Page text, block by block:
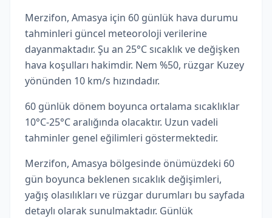
Merzifon, Amasya için 60 günlük hava durumu
tahminleri güncel meteoroloji verilerine
dayanmaktadır. Şu an 25°C sıcaklık ve değişken
hava koşulları hakimdir. Nem %50, rüzgar Kuzey
yönünden 10 km/s hızındadır.
60 günlük dönem boyunca ortalama sıcaklıklar
10°C-25°C aralığında olacaktır. Uzun vadeli
tahminler genel eğilimleri göstermektedir.
Merzifon, Amasya bölgesinde önümüzdeki 60
gün boyunca beklenen sıcaklık değişimleri,
yağış olasılıkları ve rüzgar durumları bu sayfada
detaylı olarak sunulmaktadır. Günlük